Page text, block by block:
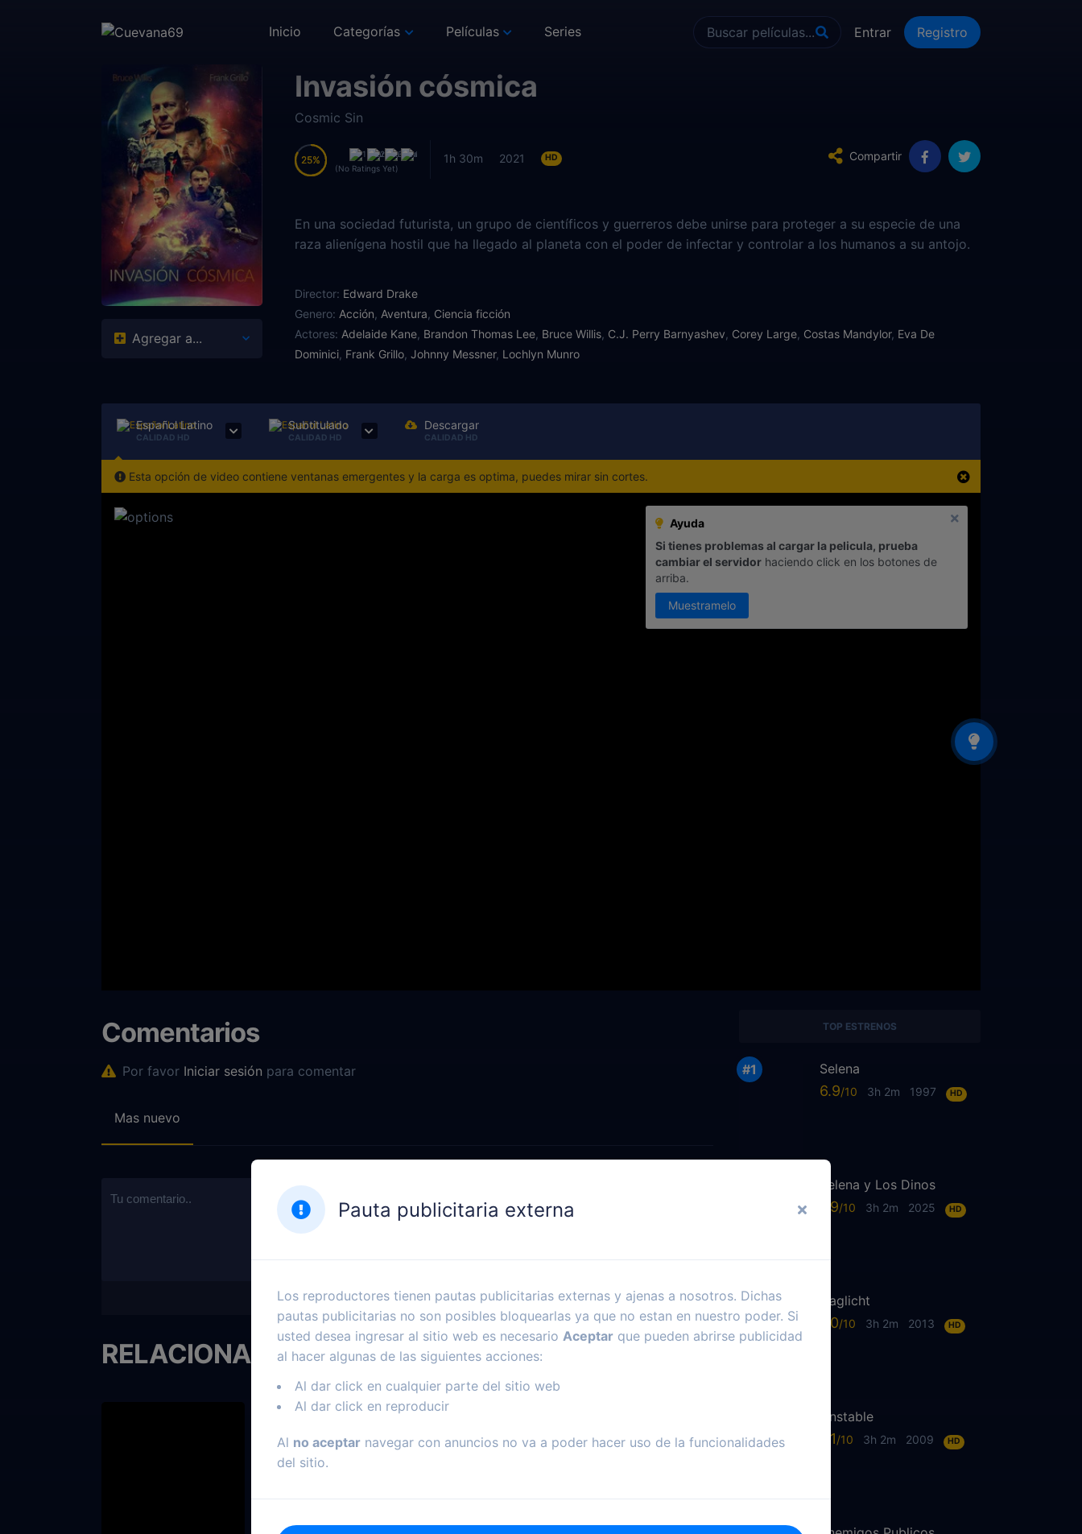
Entrar Registro
Inicio Categorías Películas Series
Agregar a...
Invasión cósmica
Cosmic Sin
25
25
(No Ratings Yet)
1h 30m 2021 HD Compartir
En una sociedad futurista, un grupo de científicos y guerreros debe unirse para proteger a su especie de una
raza alienígena hostil que ha llegado al planeta con el poder de infectar y controlar a los humanos a su antojo.
Director: Edward Drake
Genero: Acción Aventura Ciencia ficción
Actores: Adelaide Kane Brandon Thomas Lee Bruce Willis C.J. Perry Barnyashev Corey Large Costas Mandylor, Eva De
Dominici Frank Grillo Johnny Messner, Lochlyn Munro
Español Latino
CALIDAD HD
Subtitulado
CALIDAD HD
Descargar
CALIDAD HD
Esta opción de video contiene ventanas emergentes y la carga es optima, puedes mirar sin cortes.
Ayuda
Si tienes problemas al cargar la pelicula, prueba
cambiar el servidor haciendo click en los botones de
arriba.
Muestramelo
Comentarios
Por favor Iniciar sesión para comentar
Mas nuevo
RELACIONADOS
TOP ESTRENOS
Selena
6.9 3h 2m 1997 HD
Selena y Los Dinos
7.9 3h 2m 2025 HD
Daglicht
7.0 3h 2m 2013 HD
Unstable
6.1 3h 2m 2009 HD
Pauta publicitaria externa
Los reproductores tienen pautas publicitarias externas y ajenas a nosotros. Dichas
pautas publicitarias no son posibles bloquearlas ya que no estan en nuestro poder. Si
usted desea ingresar al sitio web es necesario Aceptar que pueden abrirse publicidad
al hacer algunas de las siguientes acciones:
Al dar click en cualquier parte del sitio web
Al dar click en reproducir
Al no aceptar navegar con anuncios no va a poder hacer uso de la funcionalidades
del sitio.